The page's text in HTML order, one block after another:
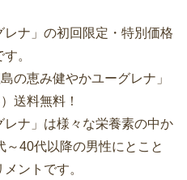
レナ」の初回限定・特別価格
。
の恵み健やかユーグレナ」
送料無料！
レナ」は様々な栄養素の中か
～40代以降の男性にとこと
ントです。